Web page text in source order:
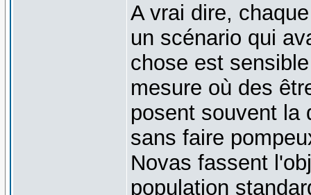
A vrai dire,
un scénario qui
chose est
mesure où des
posent souvent la
sans faire
Novas fassent
population